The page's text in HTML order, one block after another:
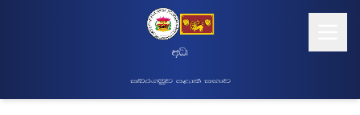
wOHdmk" f;dr;=re ;dlaIK yd ixialD;sl
inr.uqj m<d;a iNdj